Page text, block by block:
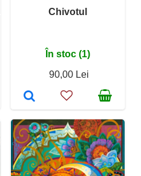
Chivotul
În stoc (1)
90,00 Lei